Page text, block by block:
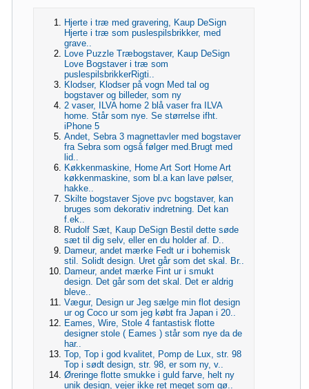
Hjerte i træ med gravering, Kaup DeSign
Hjerte i træ som puslespilsbrikker, med
grave..
Love Puzzle Træbogstaver, Kaup DeSign
Love Bogstaver i træ som
puslespilsbrikkerRigti..
Klodser, Klodser på vogn Med tal og
bogstaver og billeder, som ny
2 vaser, ILVA home 2 blå vaser fra ILVA
home. Står som nye. Se størrelse ifht.
iPhone 5
Andet, Sebra 3 magnettavler med bogstaver
fra Sebra som også følger med.Brugt med
lid..
Køkkenmaskine, Home Art Sort Home Art
køkkenmaskine, som bl.a kan lave pølser,
hakke..
Skilte bogstaver Sjove pvc bogstaver, kan
bruges som dekorativ indretning. Det kan
f.ek..
Rudolf Sæt, Kaup DeSign Bestil dette søde
sæt til dig selv, eller en du holder af. D..
Dameur, andet mærke Fedt ur i bohemisk
stil. Solidt design. Uret går som det skal. Br..
Dameur, andet mærke Fint ur i smukt
design. Det går som det skal. Det er aldrig
bleve..
Vægur, Design ur Jeg sælge min flot design
ur og Coco ur som jeg købt fra Japan i 20..
Eames, Wire, Stole 4 fantastisk flotte
designer stole ( Eames ) står som nye da de
har..
Top, Top i god kvalitet, Pomp de Lux, str. 98
Top i sødt design, str. 98, er som ny, v..
Øreringe flotte smukke i guld farve, helt ny
unik design, vejer ikke ret meget som gø..